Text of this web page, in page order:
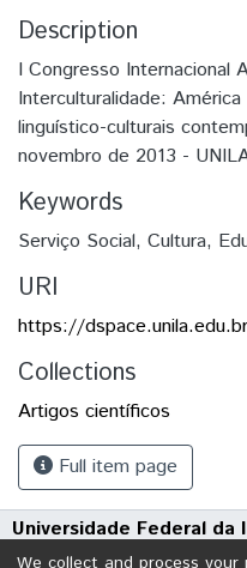
Description
I Congresso Internacional
Interculturalidade:
linguístico-culturais
novembro de 2013 -
Keywords
Serviço Social, Cultura,
URI
https://
Collections
Artigos científicos
Full item page
Universidade Federal
We collect and process